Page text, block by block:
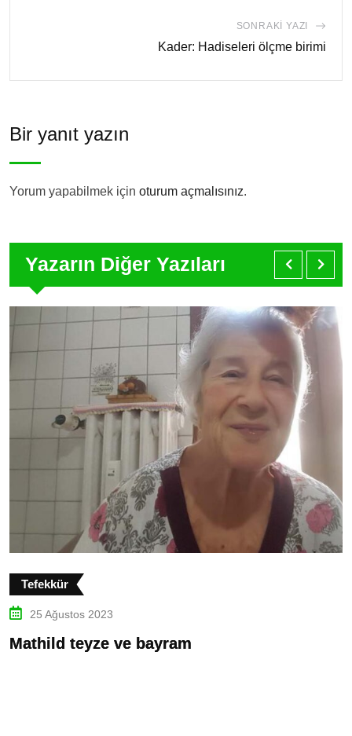
SONRAKI YAZI
Kader: Hadiseleri ölçme birimi
Bir yanıt yazın
Yorum yapabilmek için oturum açmalısınız.
Yazarın Diğer Yazıları
Tefekkür
25 Ağustos 2023
Mathild teyze ve bayram